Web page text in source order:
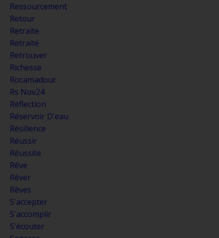
Ressourcement
Retour
Retraite
Retraité
Retrouver
Richesse
Rocamadour
Rs Nov24
Réflection
Réservoir D'eau
Résilience
Réussir
Réussite
Rêve
Rêver
Rêves
S'accepter
S'accomplir
S'écouter